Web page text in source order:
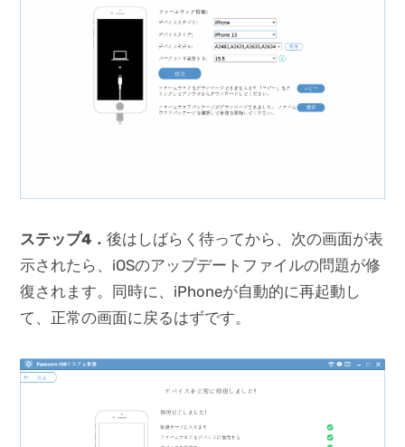
ステップ4．後はしばらく待ってから、次の画面が表
示されたら、iOSのアップデートファイルの問題が修
復されます。同時に、iPhoneが自動的に再起動し
て、正常の画面に戻るはずです。